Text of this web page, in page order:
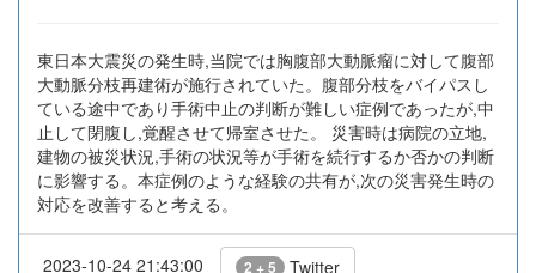
東日本大震災の発生時,当院では胸腹部大動脈瘤に対して腹部
大動脈分枝再建術が施行されていた。腹部分枝をバイパスし
ている途中であり手術中止の判断が難しい症例であったが,中
止して閉腹し,覚醒させて帰室させた。 災害時は病院の立地,
建物の被災状況,手術の状況等が手術を続行するか否かの判断
に影響する。本症例のような経験の共有が,次の災害発生時の
対応を改善すると考える。
2023-10-24 21:43:00 2 + 5 Twitter